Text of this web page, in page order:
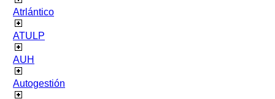
Atrlántico
ATULP
AUH
Autogestión